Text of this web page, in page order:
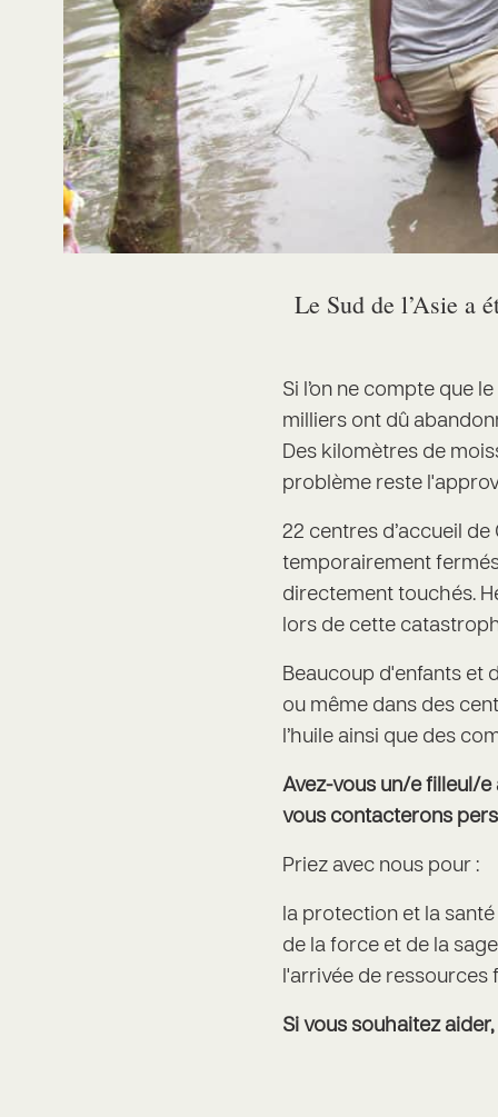
Le Sud de l’Asie a
Si l’on ne compte que
milliers ont dû
Des kilomètres de
problème reste
22 centres d’accueil
temporairement
directement touchés.
lors de cette
Beaucoup d'enfants et
ou même dans des
l’huile ainsi que des
Avez-vous un/e filleul/e
vous contacterons
Priez avec nous pour :
la protection et la
de la force et de la
l'arrivée de
Si vous souhaitez